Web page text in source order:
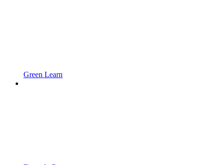
Green Learn